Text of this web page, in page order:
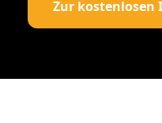
Zur